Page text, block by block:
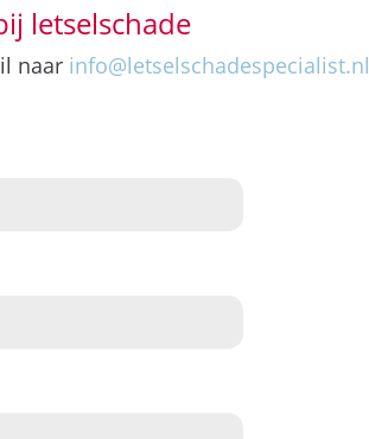
letselschade
naar info@letselschadespecialist.nl